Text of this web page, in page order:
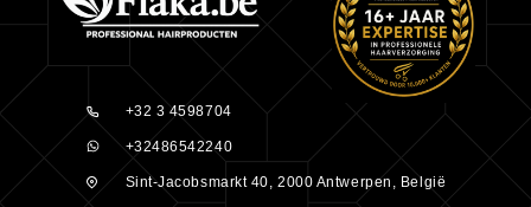
+32 3 4598704
+32486542240
Sint-Jacobsmarkt 40, 2000 Antwerpen, België